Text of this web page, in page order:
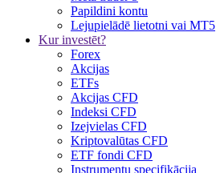
Papildini kontu
Lejupielādē lietotni vai MT5
Kur investēt?
Forex
Akcijas
ETFs
Akcijas CFD
Indeksi CFD
Izejvielas CFD
Kriptovalūtas CFD
ETF fondi CFD
Instrumentu specifikācija